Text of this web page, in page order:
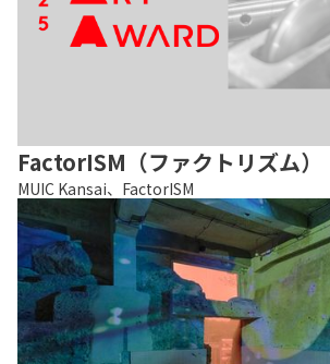
FactorISM（ファクトリズム）
MUIC Kansai、FactorISM